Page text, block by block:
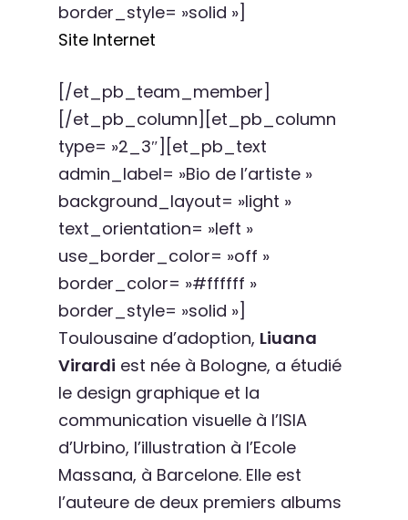
border_style= »solid »]
Site Internet
[/et_pb_team_member]
[/et_pb_column][et_pb_column
type= »2_3″][et_pb_text
admin_label= »Bio de l’artiste »
background_layout= »light »
text_orientation= »left »
use_border_color= »off »
border_color= »#ffffff »
border_style= »solid »]
Toulousaine d’adoption, Liuana
Virardi est née à Bologne, a étudié
le design graphique et la
communication visuelle à l’ISIA
d’Urbino, l’illustration à l’Ecole
Massana, à Barcelone. Elle est
l’auteure de deux premiers albums